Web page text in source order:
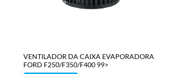
VENTILADOR DA CAIXA EVAPORADORA
FORD F250/F350/F400 99>